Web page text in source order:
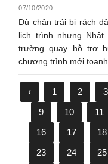
07/10/2020
Dù chân trái bị rách
lịch trình nhưng
trường quay hỗ trợ
chương trình mới
‹ 1 2 3
9
10 11
16
17 18
23
24 25